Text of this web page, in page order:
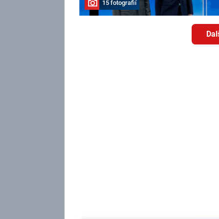
15 fotografií